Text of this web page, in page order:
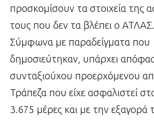
προσκομίσουν τα στοιχεία της
τους που δεν τα βλέπει ο ΑΤΛΑΣ.
Σύμφωνα με παραδείγματα που
δημοσιεύτηκαν, υπάρχει
συνταξιούχου προερχόμενου
Τράπεζα που είχε ασφαλιστεί
3.675 μέρες και με την εξαγορά